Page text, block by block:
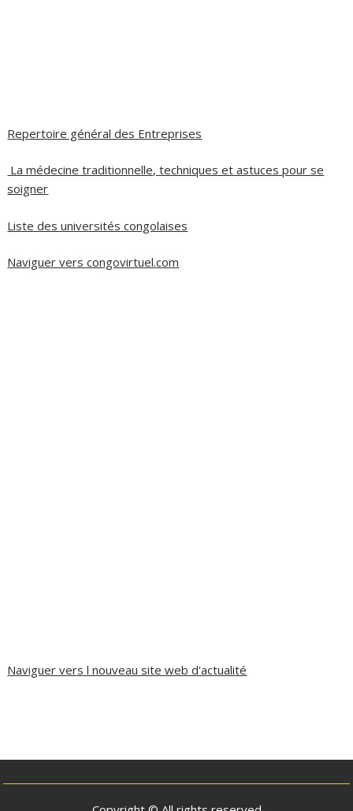
Repertoire général des Entreprises
La médecine traditionnelle, techniques et astuces pour se
soigner
Liste des universités congolaises
Naviguer vers congovirtuel.com
Naviguer vers l nouveau site web d'actualité